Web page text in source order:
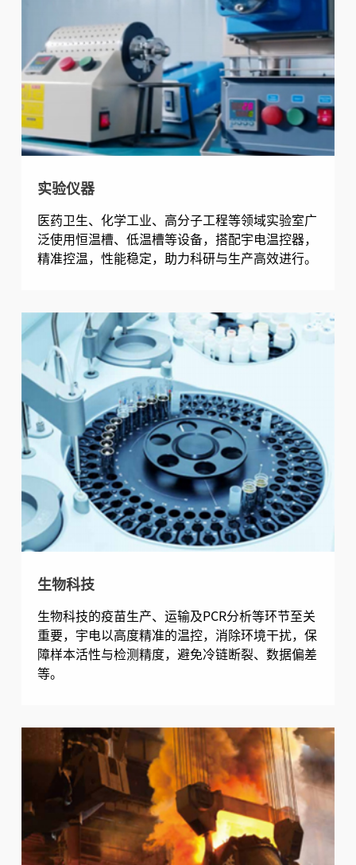
实验仪器
医药卫生、化学工业、高分子工程等领域实验室广
泛使用恒温槽、低温槽等设备，搭配宇电温控器，
精准控温，性能稳定，助力科研与生产高效进行。
生物科技
生物科技的疫苗生产、运输及PCR分析等环节至关
重要，宇电以高度精准的温控，消除环境干扰，保
障样本活性与检测精度，避免冷链断裂、数据偏差
等。